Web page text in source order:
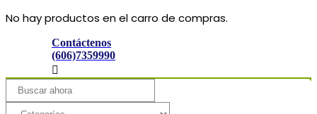
No hay productos en el carro de compras.
Contáctenos
(606)7359990
